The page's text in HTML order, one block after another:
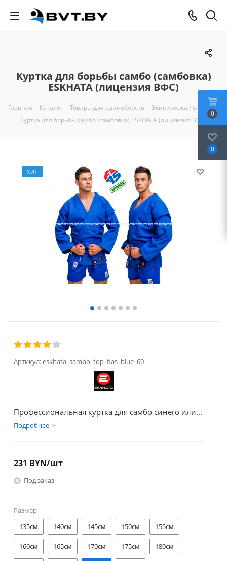
Куртка для борьбы самбо (самбовка)
ESKHATA (лицензия ВФС)
Главная - Каталог - Товары для единоборств - Экипировка / форма -
Куртка для борьбы самбо (самбовка) ESKHATA (лицензия ВФС)
ХИТ
Артикул:eskhata_sambo_top_fias_blue_60
Профессиональная куртка для самбо синего или...
Подробнее
231 BYN/шт
Под заказ
Размер
135см
140см 145см 150см 155см
160см 165см 170см 175см 180см
0
0